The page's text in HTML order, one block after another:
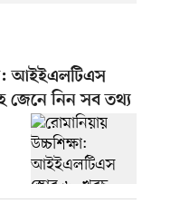
আইইএলটিএস
জেনে নিন সব তথ্য